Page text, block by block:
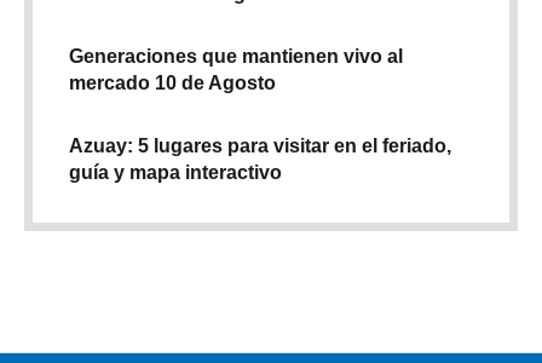
Generaciones que mantienen vivo al
mercado 10 de Agosto
Azuay: 5 lugares para visitar en el feriado,
guía y mapa interactivo